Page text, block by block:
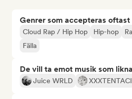
Genrer som accepteras oftast
Cloud Rap / Hip Hop Hip-hop
Fälla
De vill ta emot musik som
Juice WRLD